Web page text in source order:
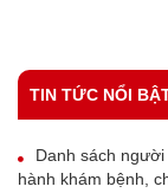
TIN TỨC NỔI
Danh sách
hành khám bệnh,